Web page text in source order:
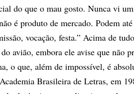
do que o mau gosto. Nunca vi
é produto de mercado. Podem
vocação, festa.” Acima de
avião, embora ele avise que não
o que, além de impossível, é
Brasileira de Letras, em